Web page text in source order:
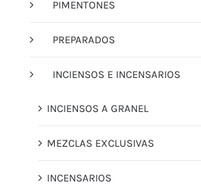
PIMENTONES
PREPARADOS
INCIENSOS E INCENSARIOS
INCIENSOS A GRANEL
MEZCLAS EXCLUSIVAS
INCENSARIOS